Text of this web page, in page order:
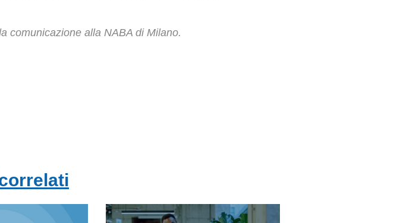
comunicazione alla NABA di Milano.